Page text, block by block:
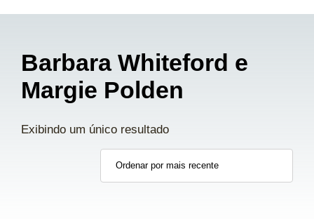
Barbara Whiteford e
Margie Polden
Exibindo um único resultado